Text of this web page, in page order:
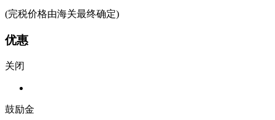
(完税价格由海关最终确定)
优惠
关闭
鼓励金